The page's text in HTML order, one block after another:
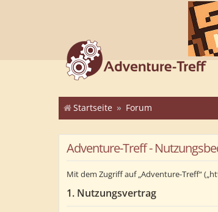
Startseite Forum
Adventure-Treff -
Mit dem Zugriff auf „Adventure-Treff“
1. Nutzungsvertrag